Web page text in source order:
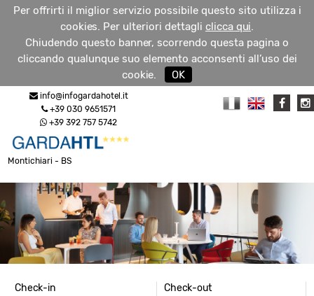
Per offrirti il miglior servizio possibile questo sito utilizza i
cookies. Per ulteriori dettagli clicca qui.
Chiudendo questo banner, scorrendo questa pagina o
cliccando qualunque suo elemento acconsenti all’uso dei
cookie.
OK
Montichiari - BS
info@infogardahotel.it
+39 030 9651571
+39 392 757 5742
Check-in Check-out